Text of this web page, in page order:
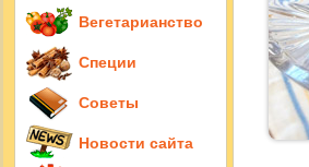
Вегетарианство
Специи
Советы
Новости сайта